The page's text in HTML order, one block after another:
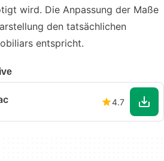
wird. Die Anpassung der Maße
den tatsächlichen
entspricht.
4.7